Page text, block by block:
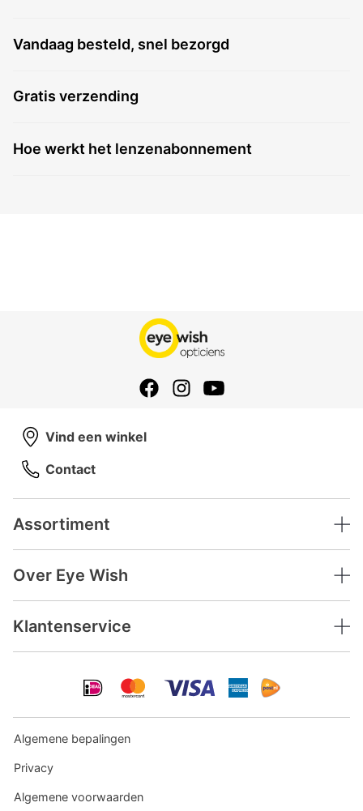
Vandaag besteld, snel bezorgd
Gratis verzending
Hoe werkt het lenzenabonnement
Assortiment
Over Eye Wish
Klantenservice
Vind een winkel
Contact
Algemene bepalingen
Privacy
Algemene voorwaarden